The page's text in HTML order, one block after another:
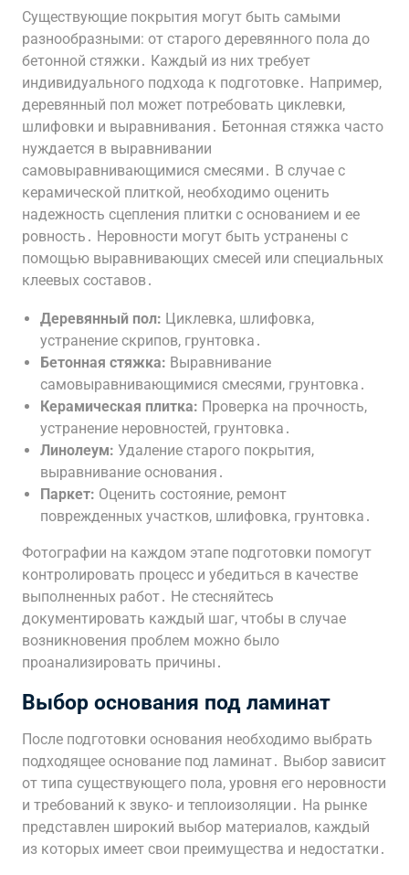
Существующие покрытия могут быть самыми
разнообразными: от старого деревянного пола до
бетонной стяжки․ Каждый из них требует
индивидуального подхода к подготовке․ Например,
деревянный пол может потребовать циклевки,
шлифовки и выравнивания․ Бетонная стяжка часто
нуждается в выравнивании
самовыравнивающимися смесями․ В случае с
керамической плиткой, необходимо оценить
надежность сцепления плитки с основанием и ее
ровность․ Неровности могут быть устранены с
помощью выравнивающих смесей или специальных
клеевых составов․
Деревянный пол: Циклевка, шлифовка,
устранение скрипов, грунтовка․
Бетонная стяжка: Выравнивание
самовыравнивающимися смесями, грунтовка․
Керамическая плитка: Проверка на прочность,
устранение неровностей, грунтовка․
Линолеум: Удаление старого покрытия,
выравнивание основания․
Паркет: Оценить состояние, ремонт
поврежденных участков, шлифовка, грунтовка․
Фотографии на каждом этапе подготовки помогут
контролировать процесс и убедиться в качестве
выполненных работ․ Не стесняйтесь
документировать каждый шаг, чтобы в случае
возникновения проблем можно было
проанализировать причины․
Выбор основания под ламинат
После подготовки основания необходимо выбрать
подходящее основание под ламинат․ Выбор зависит
от типа существующего пола, уровня его неровности
и требований к звуко- и теплоизоляции․ На рынке
представлен широкий выбор материалов, каждый
из которых имеет свои преимущества и недостатки․